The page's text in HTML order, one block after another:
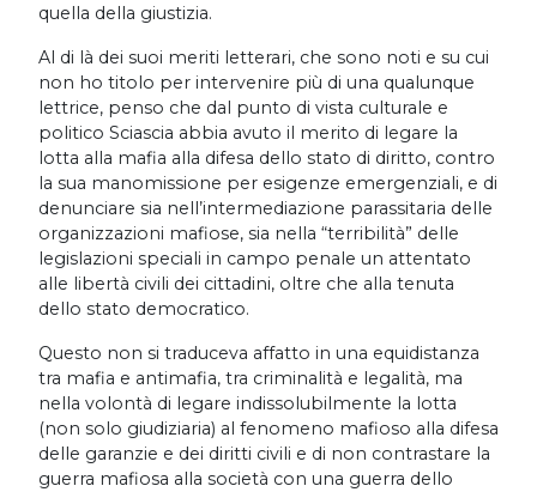
quella della giustizia.
Al di là dei suoi meriti letterari, che sono noti e su cui
non ho titolo per intervenire più di una qualunque
lettrice, penso che dal punto di vista culturale e
politico Sciascia abbia avuto il merito di legare la
lotta alla mafia alla difesa dello stato di diritto, contro
la sua manomissione per esigenze emergenziali, e di
denunciare sia nell’intermediazione parassitaria delle
organizzazioni mafiose, sia nella “terribilità” delle
legislazioni speciali in campo penale un attentato
alle libertà civili dei cittadini, oltre che alla tenuta
dello stato democratico.
Questo non si traduceva affatto in una equidistanza
tra mafia e antimafia, tra criminalità e legalità, ma
nella volontà di legare indissolubilmente la lotta
(non solo giudiziaria) al fenomeno mafioso alla difesa
delle garanzie e dei diritti civili e di non contrastare la
guerra mafiosa alla società con una guerra dello